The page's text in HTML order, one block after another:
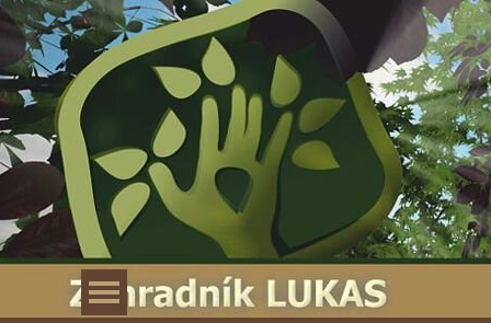
Prejsť na obsah
Preskočiť menu